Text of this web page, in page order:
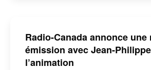
Radio-Canada annonce une
émission avec Jean-
l’animation